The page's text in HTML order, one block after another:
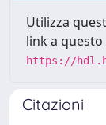
Utilizza
link a
https://
Citazioni